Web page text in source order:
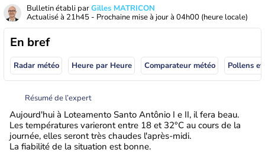
Bulletin établi parGilles MATRICON
Actualisé à 21h45 - Prochaine mise à jour à 04h00 (heure locale)
En bref
Radar météo Heure par Heure Comparateur météo Pollens
Résumé de l’expert
Aujourd'hui à Loteamento Santo Antônio I e II, il fera beau.
Les températures varieront entre 18 et 32°C au cours de la
journée, elles seront très chaudes l'après-midi.
La fiabilité de la situation est bonne.